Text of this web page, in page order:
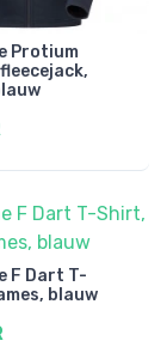
Protium
F Dart T-
blauw